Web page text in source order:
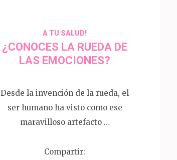
A TU SALUD!
¿CONOCES LA RUEDA DE
LAS EMOCIONES?
Desde la invención de la rueda, el
ser humano ha visto como ese
maravilloso artefacto …
Compartir: